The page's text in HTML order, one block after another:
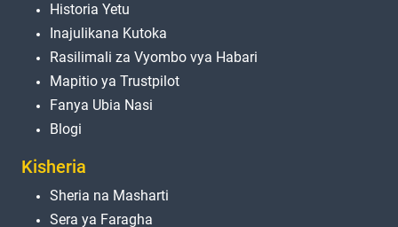
Historia Yetu
Inajulikana Kutoka
Rasilimali za Vyombo vya Habari
Mapitio ya Trustpilot
Fanya Ubia Nasi
Blogi
Kisheria
Sheria na Masharti
Sera ya Faragha